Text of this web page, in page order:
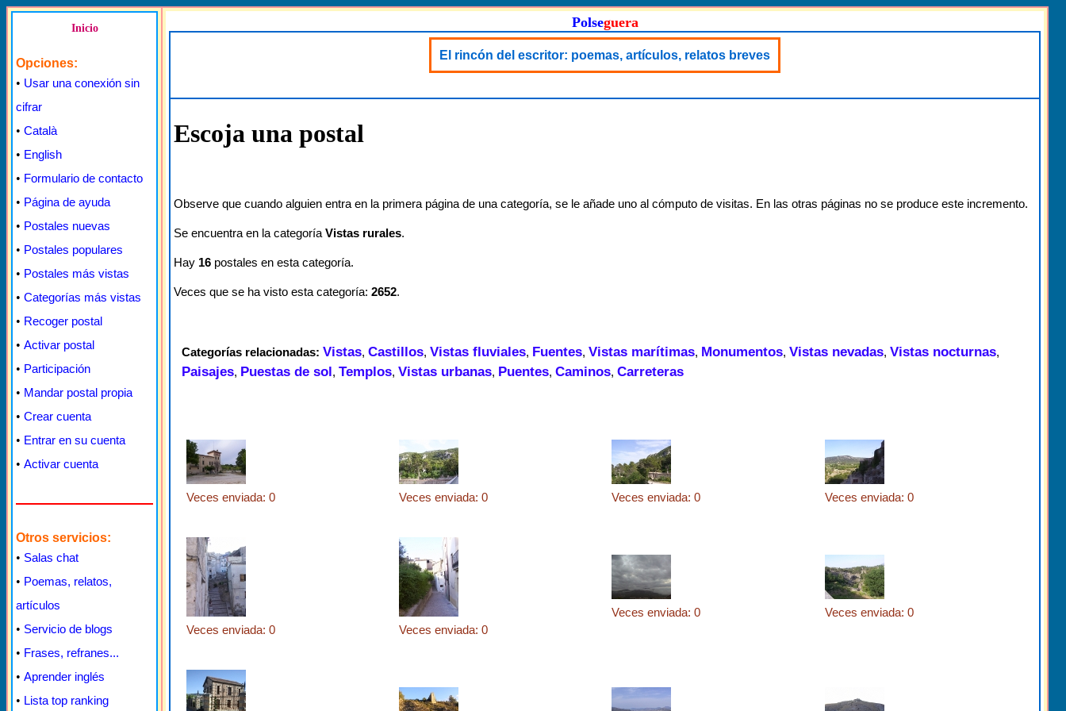
Inicio
Opciones:
• Usar una conexión sin
cifrar
• Català
• English
• Formulario de contacto
• Página de ayuda
• Postales nuevas
• Postales populares
• Postales más vistas
• Categorías más vistas
• Recoger postal
• Activar postal
• Participación
• Mandar postal propia
• Crear cuenta
• Entrar en su cuenta
• Activar cuenta
Otros servicios:
• Salas chat
• Poemas, relatos,
artículos
• Servicio de blogs
• Frases, refranes...
• Aprender inglés
• Lista top ranking
Polseguera
El rincón del escritor: poemas, artículos, relatos breves
Escoja una postal
Observe que cuando alguien entra en la primera página de una categoría, se le añade uno al cómputo de visitas. En las otras páginas no se produce este incremento.
Se encuentra en la categoría Vistas rurales.
Hay 16 postales en esta categoría.
Veces que se ha visto esta categoría: 2652.
Categorías relacionadas: Vistas, Castillos, Vistas fluviales, Fuentes, Vistas marítimas, Monumentos, Vistas nevadas, Vistas nocturnas,
Paisajes, Puestas de sol, Templos, Vistas urbanas, Puentes, Caminos, Carreteras
Veces enviada: 0 Veces enviada: 0 Veces enviada: 0 Veces enviada: 0
Veces enviada: 0 Veces enviada: 0
Veces enviada: 0 Veces enviada: 0